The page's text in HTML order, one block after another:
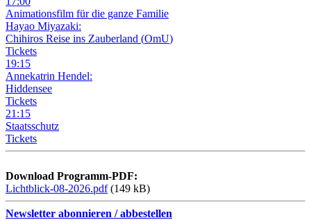
Animationsfilm für die ganze Familie
Hayao Miyazaki:
Chihiros Reise ins Zauberland (OmU)
Tickets
19:15
Annekatrin Hendel:
Hiddensee
Tickets
21 :15
Staatsschutz
Tickets
Download Programm-PDF:
Lichtblick-08-2026.pdf (149 kB)
Newsletter abonnieren / abbestellen